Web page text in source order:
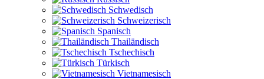
Schwedisch
Schweizerisch
Spanisch
Thailändisch
Tschechisch
Türkisch
Vietnamesisch